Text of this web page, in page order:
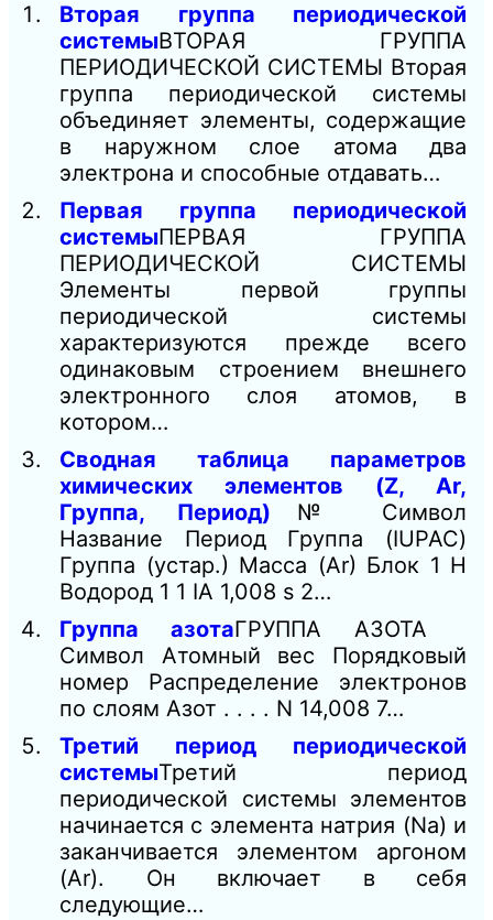
Вторая группа периодической
системыВТОРАЯ ГРУППА
ПЕРИОДИЧЕСКОЙ СИСТЕМЫ Вторая
группа периодической системы
объединяет элементы, содержащие
в наружном слое атома два
электрона и способные отдавать…
Первая группа периодической
системыПЕРВАЯ ГРУППА
ПЕРИОДИЧЕСКОЙ СИСТЕМЫ
Элементы первой группы
периодической системы
характеризуются прежде всего
одинаковым строением внешнего
электронного слоя атомов, в
котором…
Сводная таблица параметров
химических элементов (Z, Ar,
Группа, Период) № Символ
Название Период Группа (IUPAC)
Группа (устар.) Масса (Ar) Блок 1 H
Водород 1 1 IA 1,008 s 2…
Группа азотаГРУППА АЗОТА
Символ Атомный вес Порядковый
номер Распределение электронов
по слоям Азот . . . . N 14,008 7…
Третий период периодической
системыТретий период
периодической системы элементов
начинается с элемента натрия (Na) и
заканчивается элементом аргоном
(Ar). Он включает в себя
следующие…